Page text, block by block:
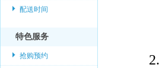
配送时间
特色服务
抢购预约